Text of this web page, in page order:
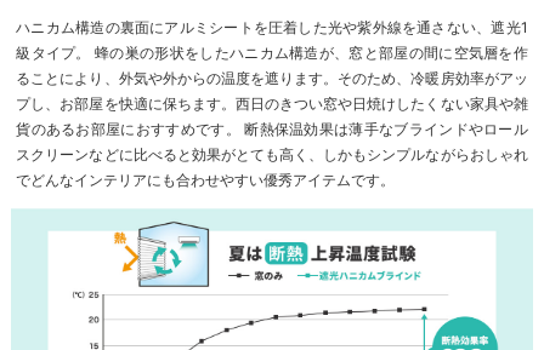
ハニカム構造の裏面にアルミシートを圧着した光や紫外線を通さない、遮光1
級タイプ。 蜂の巣の形状をしたハニカム構造が、窓と部屋の間に空気層を作
ることにより、外気や外からの温度を遮ります。そのため、冷暖房効率がアッ
プし、お部屋を快適に保ちます。西日のきつい窓や日焼けしたくない家具や雑
貨のあるお部屋におすすめです。 断熱保温効果は薄手なブラインドやロール
スクリーンなどに比べると効果がとても高く、しかもシンプルながらおしゃれ
でどんなインテリアにも合わせやすい優秀アイテムです。